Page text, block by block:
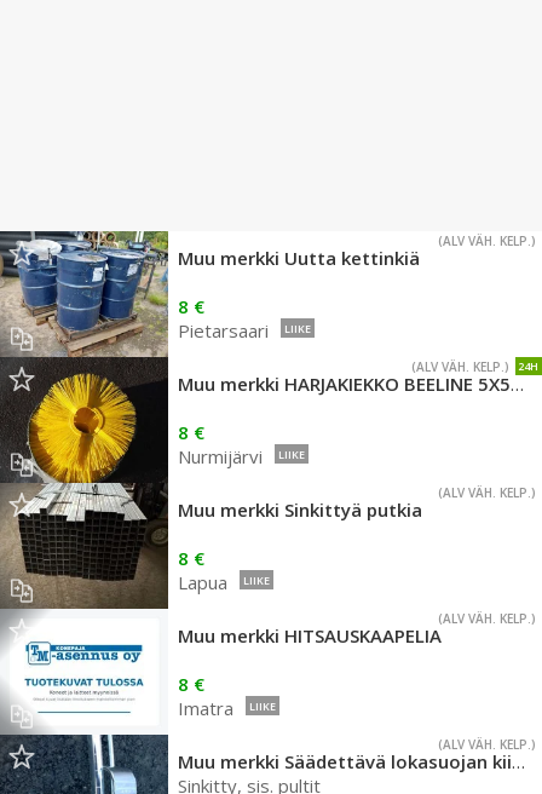
(ALV VÄH. KELP.)
Muu merkki Uutta kettinkiä
8 €
Pietarsaari
LIIKE
24H
(ALV VÄH. KELP.)
Muu merkki HARJAKIEKKO BEELINE 5X500MM
8 €
Nurmijärvi
LIIKE
(ALV VÄH. KELP.)
Muu merkki Sinkittyä putkia
8 €
Lapua
LIIKE
(ALV VÄH. KELP.)
Muu merkki HITSAUSKAAPELIA
8 €
Imatra
LIIKE
(ALV VÄH. KELP.)
Muu merkki Säädettävä lokasuojan kiinnike
Sinkitty, sis. pultit